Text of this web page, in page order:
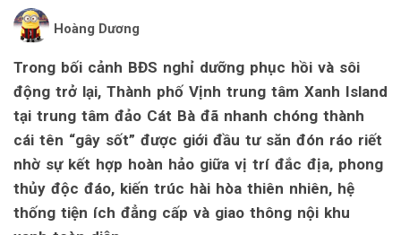
Hoàng Dương
Trong bối cảnh BĐS nghỉ dưỡng phục hồi và sôi
động trở lại, Thành phố Vịnh trung tâm Xanh Island
tại trung tâm đảo Cát Bà đã nhanh chóng thành
cái tên “gây sốt” được giới đầu tư săn đón ráo riết
nhờ sự kết hợp hoàn hảo giữa vị trí đắc địa, phong
thủy độc đáo, kiến trúc hài hòa thiên nhiên, hệ
thống tiện ích đẳng cấp và giao thông nội khu